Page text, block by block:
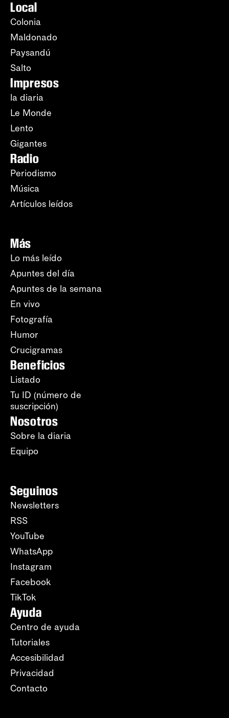
Local
Colonia
Maldonado
Paysandú
Salto
Impresos
la diaria
Le Monde
Lento
Gigantes
Radio
Periodismo
Música
Artículos leídos
Más
Lo más leído
Apuntes del día
Apuntes de la semana
En vivo
Fotografía
Humor
Crucigramas
Beneficios
Listado
Tu ID (número de
suscripción)
Nosotros
Sobre la diaria
Equipo
Seguinos
Newsletters
RSS
YouTube
WhatsApp
Instagram
Facebook
TikTok
Ayuda
Centro de ayuda
Tutoriales
Accesibilidad
Privacidad
Contacto